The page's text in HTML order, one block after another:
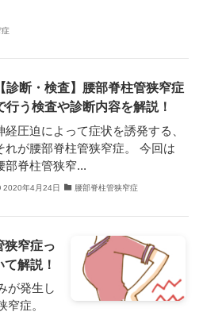
症
【診断・検査】腰部脊柱管狭窄症
行う検査や診断内容を解説！
経圧迫によって症状を誘発する、
れが腰部脊柱管狭窄症。 今回は
部脊柱管狭窄...
2020年4月24日 腰部脊柱管狭窄症
狭窄症っ
解説！
が発生し
症。